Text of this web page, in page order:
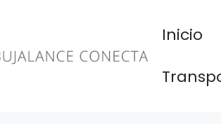
Inicio